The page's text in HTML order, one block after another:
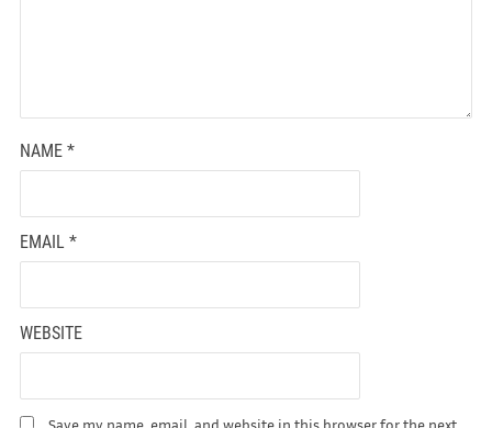
NAME *
EMAIL *
WEBSITE
Save my name, email, and website in this browser for the next